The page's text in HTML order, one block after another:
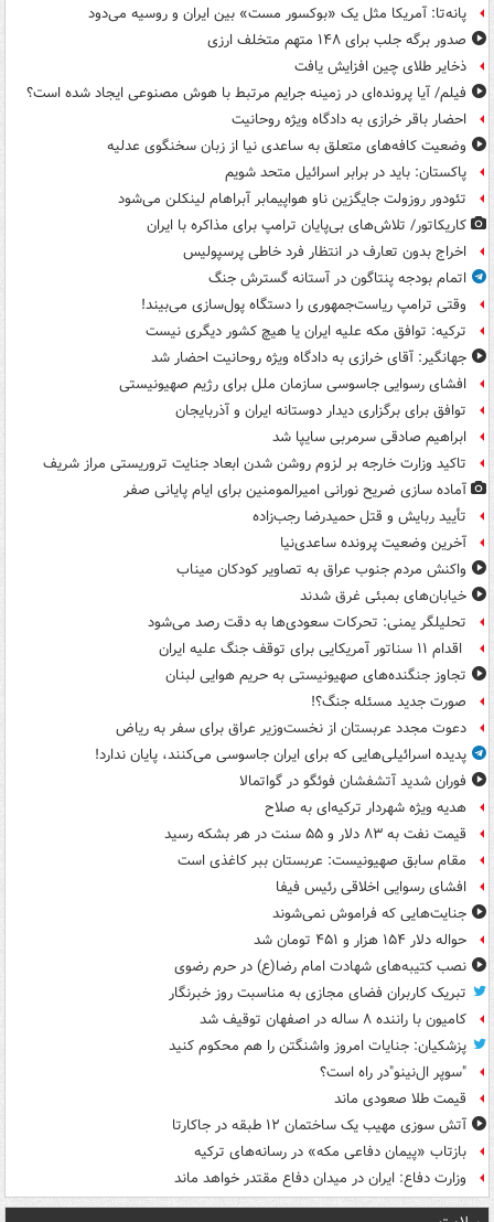
پانه‌تا: آمریکا مثل یک «بوکسور مست» بین ایران و روسیه می‌دود
صدور برگه جلب برای ۱۴۸ متهم متخلف ارزی
ذخایر طلای چین افزایش یافت
فیلم/ آیا پرونده‌ای در زمینه جرایم مرتبط با هوش مصنوعی ایجاد شده است؟
احضار باقر خرازی به دادگاه ویژه روحانیت
وضعیت کافه‌های متعلق به ساعدی نیا از زبان سخنگوی عدلیه
پاکستان: باید در برابر اسرائیل متحد شویم
تئودور روزولت جایگزین ناو هواپیمابر آبراهام لینکلن می‌شود
کاریکاتور/ تلاش‌های بی‌پایان ترامپ برای مذاکره با ایران
اخراج بدون تعارف در انتظار فرد خاطی پرسپولیس
اتمام بودجه پنتاگون در آستانه گسترش جنگ
وقتی ترامپ ریاست‌جمهوری را دستگاه پول‌سازی می‌بیند!
ترکیه: توافق مکه علیه ایران یا هیچ کشور دیگری نیست
جهانگیر: آقای خرازی به دادگاه ویژه روحانیت احضار شد
افشای رسوایی جاسوسی سازمان ملل برای رژیم صهیونیستی
توافق برای برگزاری دیدار دوستانه ایران و آذربایجان
ابراهیم صادقی سرمربی سایپا شد
تاکید وزارت خارجه بر لزوم روشن شدن ابعاد جنایت تروریستی مراز شریف
آماده سازی ضریح نورانی امیرالمومنین برای ایام پایانی صفر
تأیید ربایش و قتل حمیدرضا رجب‌زاده
آخرین وضعیت پرونده ساعدی‌نیا
واکنش مردم جنوب عراق به تصاویر کودکان میناب
خیابان‌های بمبئی غرق شدند
تحلیلگر یمنی: تحرکات سعودی‌ها به دقت رصد می‌شود
اقدام ۱۱ سناتور آمریکایی برای توقف جنگ علیه ایران
تجاوز جنگنده‌های صهیونیستی به حریم هوایی لبنان
صورت جدید مسئله جنگ؟!
دعوت مجدد عربستان از نخست‌وزیر عراق برای سفر به ریاض
پدیده اسرائیلی‌هایی که برای ایران جاسوسی می‌کنند، پایان ندارد!
فوران شدید آتشفشان فوئگو در گواتمالا
هدیه ویژه شهردار ترکیه‌ای به صلاح
قیمت نفت به ۸۳ دلار و ۵۵ سنت در هر بشکه رسید
مقام سابق صهیونیست: عربستان ببر کاغذی است
افشای رسوایی اخلاقی رئیس فیفا
جنایت‌هایی که فراموش نمی‌شوند
حواله دلار ۱۵۴ هزار و ۴۵۱ تومان شد
نصب کتیبه‌های شهادت امام رضا(ع) در حرم رضوی
تبریک کاربران فضای مجازی به مناسبت روز خبرنگار
کامیون با راننده ۸ ساله در اصفهان توقیف شد
پزشکیان: جنایات امروز واشنگتن را هم محکوم کنید
"سوپر ال‌نینو"در راه است؟
قیمت طلا صعودی ماند
آتش سوزی مهیب یک ساختمان ۱۲ طبقه در جاکارتا
بازتاب «پیمان دفاعی مکه» در رسانه‌های ترکیه
وزارت دفاع: ایران در میدان دفاع مقتدر خواهد ماند